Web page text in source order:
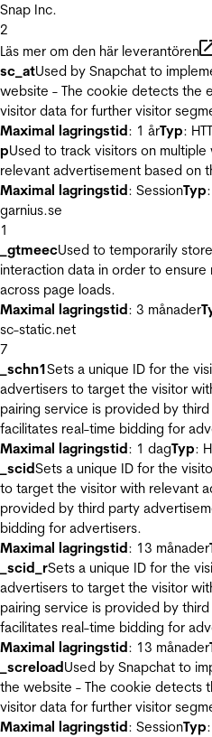
Snap Inc.
2
Läs mer om den här leverantören
sc_atUsed by Snapchat to
website - The cookie detects the
visitor data for further visitor
Maximal lagringstid: 1 årTyp:
pUsed to track visitors on
relevant advertisement based on
Maximal lagringstid: SessionTyp
garnius.se
1
_gtmeecUsed to temporarily
interaction data in order to
across page loads.
Maximal lagringstid: 3 månader
sc-static.net
7
_schn1Sets a unique ID for the
advertisers to target the visitor
pairing service is provided by
facilitates real-time bidding for
Maximal lagringstid: 1 dagTyp:
_scidSets a unique ID for the
to target the visitor with relevant
provided by third party
bidding for advertisers.
Maximal lagringstid: 13 månader
_scid_rSets a unique ID for the
advertisers to target the visitor
pairing service is provided by
facilitates real-time bidding for
Maximal lagringstid: 13 månader
_screloadUsed by Snapchat to
the website - The cookie detects
visitor data for further visitor
Maximal lagringstid: SessionTyp